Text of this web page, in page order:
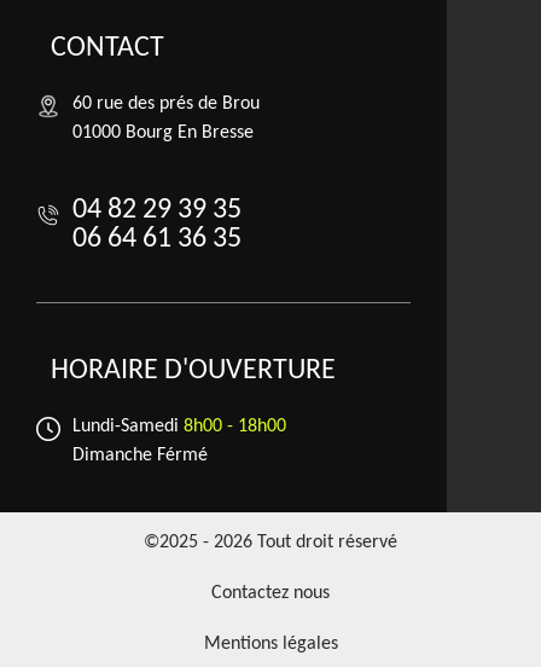
CONTACT
60 rue des prés de Brou
01000 Bourg En Bresse
04 82 29 39 35
06 64 61 36 35
HORAIRE D'OUVERTURE
Lundi-Samedi 8h00 - 18h00
Dimanche Férmé
©2025 - 2026 Tout droit réservé
Contactez nous
Mentions légales